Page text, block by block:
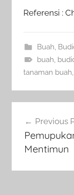
Referensi :
Buah
buah
tanaman buah
pos Previous
Mentimun